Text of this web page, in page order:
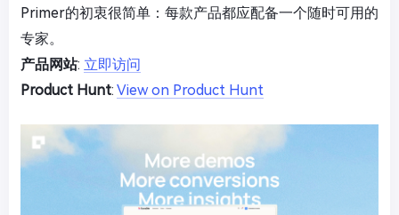
Primer的初衷很简单：每款产品都应配备一个随时可用的
专家。
产品网站: 立即访问
Product Hunt: View on Product Hunt